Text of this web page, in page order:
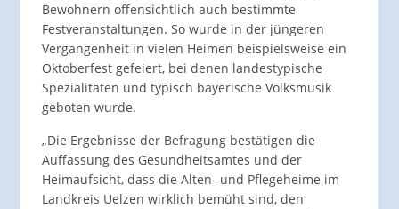
Bewohnern offensichtlich auch bestimmte
Festveranstaltungen. So wurde in der jüngeren
Vergangenheit in vielen Heimen beispielsweise ein
Oktoberfest gefeiert, bei denen landestypische
Spezialitäten und typisch bayerische Volksmusik
geboten wurde.
„Die Ergebnisse der Befragung bestätigen die
Auffassung des Gesundheitsamtes und der
Heimaufsicht, dass die Alten- und Pflegeheime im
Landkreis Uelzen wirklich bemüht sind, den